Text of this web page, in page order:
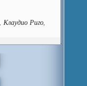
Риго,